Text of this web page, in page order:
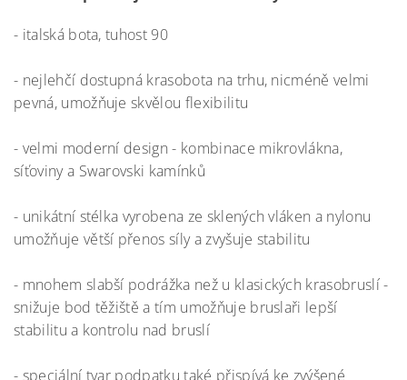
- italská bota, tuhost 90
- nejlehčí dostupná krasobota na trhu, nicméně velmi
pevná, umožňuje skvělou flexibilitu
- velmi moderní design - kombinace mikrovlákna,
síťoviny a Swarovski kamínků
- unikátní stélka vyrobena ze sklených vláken a nylonu
umožňuje větší přenos síly a zvyšuje stabilitu
- mnohem slabší podrážka než u klasických krasobruslí -
snižuje bod těžiště a tím umožňuje bruslaři lepší
stabilitu a kontrolu nad bruslí
- speciální tvar podpatku také přispívá ke zvýšené